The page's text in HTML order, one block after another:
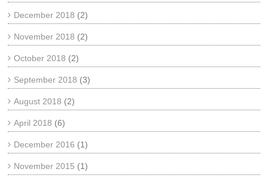
December 2018 (2)
November 2018 (2)
October 2018 (2)
September 2018 (3)
August 2018 (2)
April 2018 (6)
December 2016 (1)
November 2015 (1)